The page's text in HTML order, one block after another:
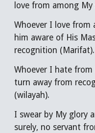
love from among My
Whoever I love from
him aware of His
recognition (Marifat).
Whoever I hate
turn away from
(wilayah).
I swear by My glory
surely, no servant